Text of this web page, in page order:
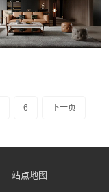
6 下一页
站点地图